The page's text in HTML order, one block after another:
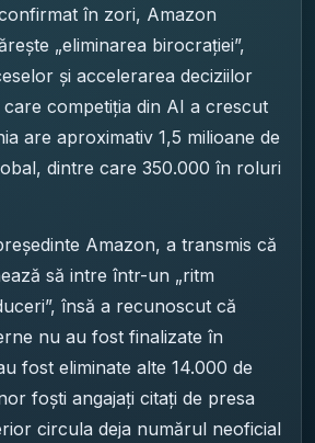
în zori, Amazon
„eliminarea birocrației”,
și accelerarea deciziilor
competiția din AI a crescut
are aproximativ 1,5 milioane de
dintre care 350.000 în roluri
Amazon, a transmis că
să intre într-un „ritm
însă a recunoscut că
nu au fost finalizate în
fost eliminate alte 14.000 de
foști angajați citați de presa
circula deja numărul neoficial